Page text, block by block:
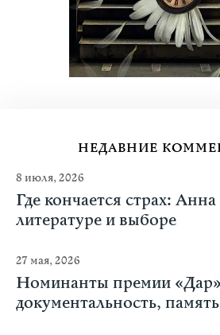
НЕДАВНИЕ
8 июля, 2026
Где кончается страх:
литературе и выборе
27 мая, 2026
Номинанты премии
документальность,